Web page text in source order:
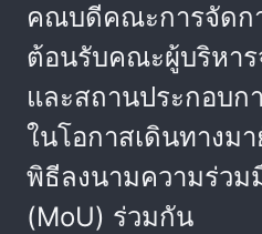
คณบดีคณะการจัดก
ต้อนรับคณะผู้บริหาร
และสถานประกอบก
ในโอกาสเดินทางม
พิธีลงนามความร่วม
(MoU) ร่วมกัน